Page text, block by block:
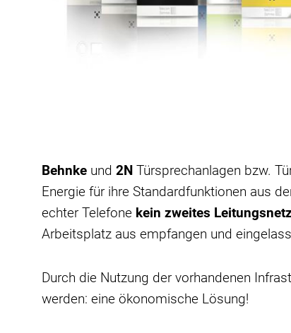
Behnke und 2N Türsprechanlagen bzw.
Energie für ihre Standardfunktionen aus
echter Telefone kein zweites Leitungsnetz
Arbeitsplatz aus empfangen und
Durch die Nutzung der vorhandenen
werden: eine ökonomische Lösung!